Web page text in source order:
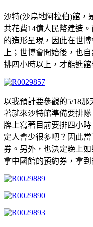
沙特(沙烏地阿拉伯)館，
共花費14億人民幣建造
的造形呈現，因此在世
上；世博會開始後，也
排四小時以上，才能進館
以我預計要參觀的5/18
著就來沙特館準備要排
牌上寫著目前要排四小
定人會少很多吧？因此
券。另外，也決定晚上
拿中國館的預約券，拿到